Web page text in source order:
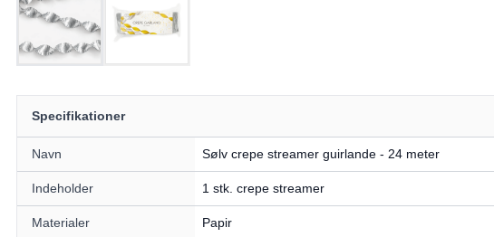
Specifikationer
Navn Sølv crepe streamer guirlande - 24 meter
Indeholder 1 stk. crepe streamer
Materialer Papir